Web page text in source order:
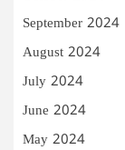
September 2024
August 2024
July 2024
June 2024
May 2024